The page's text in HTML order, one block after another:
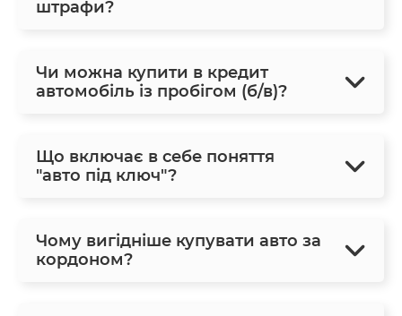
штрафи?
Чи можна купити в кредит
автомобіль із пробігом (б/в)?
Що включає в себе поняття
"авто під ключ"?
Чому вигідніше купувати авто за
кордоном?